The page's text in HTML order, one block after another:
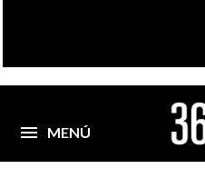
MENÚ